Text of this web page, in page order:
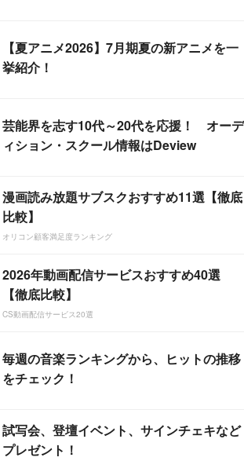
【夏アニメ2026】7月期夏の新アニメを一
挙紹介！
芸能界を志す10代～20代を応援！ オーデ
ィション・スクール情報はDeview
漫画読み放題サブスクおすすめ11選【徹底
比較】
オリコン顧客満足度ランキング
2026年動画配信サービスおすすめ40選
【徹底比較】
CS動画配信サービス20選
毎週の音楽ランキングから、ヒットの推移
をチェック！
試写会、登壇イベント、サインチェキなど
プレゼント！